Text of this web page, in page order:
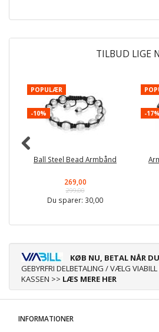
TILBUD LIGE
POPULÆR
-10%
Ball Steel Bead Armbånd
269,00
299,00
Du sparer: 30,00
-17%
KØB NU, BETAL NÅR
GEBYRFRI DELBETALING / VÆLG
KASSEN >> LÆS MERE HER
INFORMATIONER